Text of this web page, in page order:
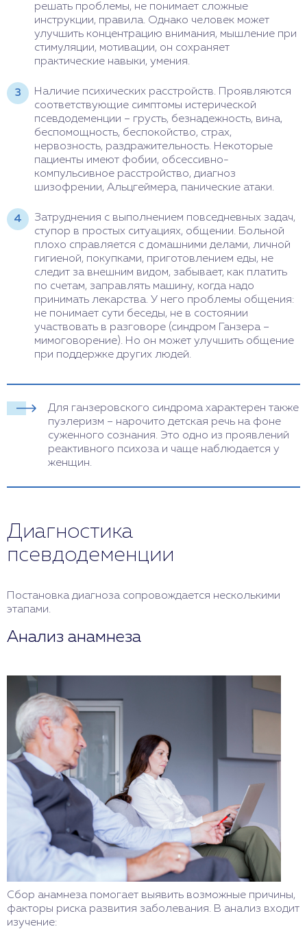
решать проблемы, не понимает сложные
инструкции, правила. Однако человек может
улучшить концентрацию внимания, мышление при
стимуляции, мотивации, он сохраняет
практические навыки, умения.
Наличие психических расстройств. Проявляются
соответствующие симптомы истерической
псевдодеменции – грусть, безнадежность, вина,
беспомощность, беспокойство, страх,
нервозность, раздражительность. Некоторые
пациенты имеют фобии, обсессивно-
компульсивное расстройство, диагноз
шизофрении, Альцгеймера, панические атаки.
Затруднения с выполнением повседневных задач,
ступор в простых ситуациях, общении. Больной
плохо справляется с домашними делами, личной
гигиеной, покупками, приготовлением еды, не
следит за внешним видом, забывает, как платить
по счетам, заправлять машину, когда надо
принимать лекарства. У него проблемы общения:
не понимает сути беседы, не в состоянии
участвовать в разговоре (синдром Ганзера –
мимоговорение). Но он может улучшить общение
при поддержке других людей.
Для ганзеровского синдрома характерен также
пуэлеризм – нарочито детская речь на фоне
суженного сознания. Это одно из проявлений
реактивного психоза и чаще наблюдается у
женщин.
Диагностика
псевдодеменции
Постановка диагноза сопровождается несколькими
этапами.
Анализ анамнеза
Сбор анамнеза помогает выявить возможные причины,
факторы риска развития заболевания. В анализ входит
изучение: